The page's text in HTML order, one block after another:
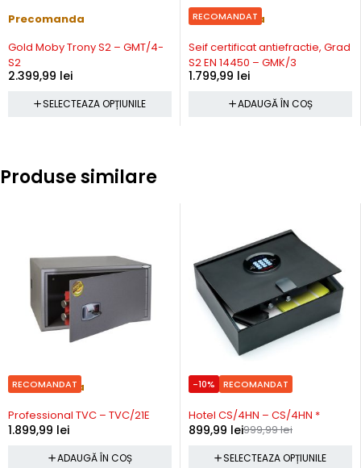
Precomanda
Gold Moby Trony S2 – GMT/4-
S2
2.399,99 lei
SELECTEAZA OPȚIUNILE
RECOMANDAT
Precomanda
Seif certificat antiefractie, Grad
S2 EN 14450 – GMK/3
1.799,99 lei
ADAUGĂ ÎN COȘ
Produse similare
RECOMANDAT
Precomanda
Professional TVC – TVC/21E
1.899,99 lei
ADAUGĂ ÎN COȘ
-10% RECOMANDAT
Precomanda
Hotel CS/4HN – CS/4HN *
999,99lei
899,99 lei
SELECTEAZA OPȚIUNILE